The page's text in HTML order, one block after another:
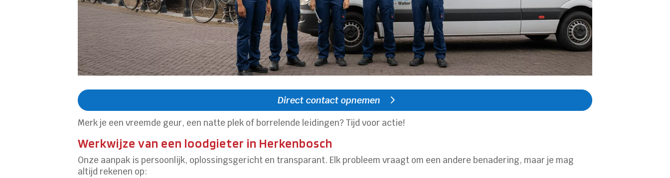
Direct contact opnemen
Merk je een vreemde geur, een natte plek of borrelende leidingen? Tijd voor actie!
Werkwijze van een loodgieter in Herkenbosch
Onze aanpak is persoonlijk, oplossingsgericht en transparant. Elk probleem vraagt om een andere benadering, maar je mag
altijd rekenen op: